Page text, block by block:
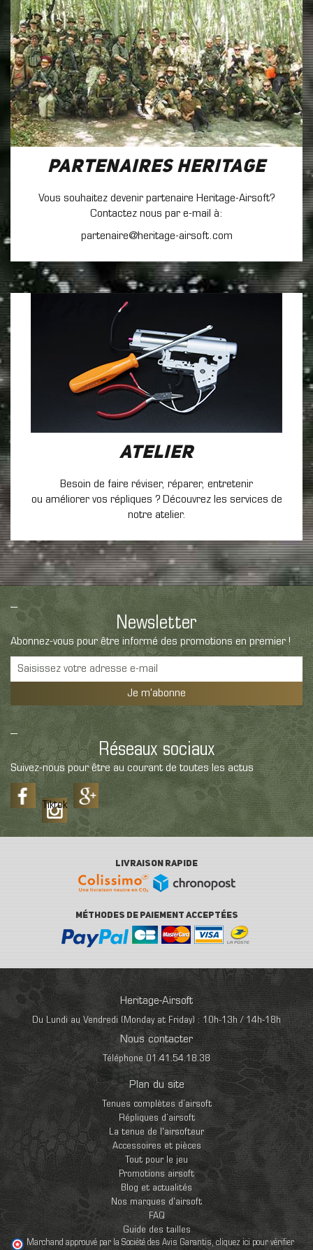
Partenaires Heritage
Vous souhaitez devenir partenaire Heritage-Airsoft?
Contactez nous par e-mail à:
partenaire@heritage-airsoft.com
Atelier
Besoin de faire réviser, réparer, entretenir
ou améliorer vos répliques ? Découvrez les services de
notre atelier.
Newsletter
Abonnez-vous pour être informé des promotions en premier !
Je m'abonne
Réseaux sociaux
Suivez-nous pour être au courant de toutes les actus
Tiktok
LIVRAISON RAPIDE
MÉTHODES DE PAIEMENT ACCEPTÉES
Heritage-Airsoft
Du Lundi au Vendredi (Monday at Friday) : 10h-13h / 14h-18h
Nous contacter
Téléphone 01.41.54.18.38
Plan du site
Tenues complètes d’airsoft
Répliques d’airsoft
La tenue de l'airsofteur
Accessoires et pièces
Tout pour le jeu
Promotions airsoft
Blog et actualités
Nos marques d'airsoft
FAQ
Guide des tailles
Marchand approuvé par la Société des Avis Garantis,cliquez ici pour vérifier